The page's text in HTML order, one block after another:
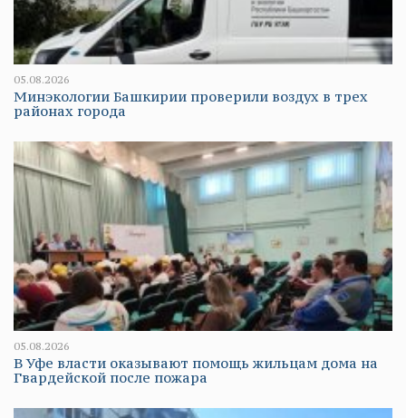
05.08.2026
Минэкологии Башкирии проверили воздух в трех
районах города
05.08.2026
В Уфе власти оказывают помощь жильцам дома на
Гвардейской после пожара